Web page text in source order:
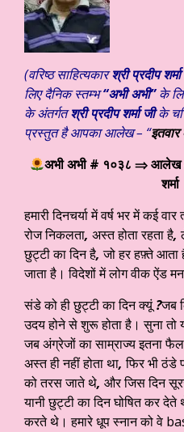
(वरिष्ठ साहित्यकारश्री प्रदीप
लिए दैनिक स्तम्भ“अभी अभी”के
के अंतर्गतश्री प्रदीप शर्मा जीके
प्रस्तुत है आपका आलेख – “
अभी अभी # १०३८ ⇒ आलेख –
शर्मा
हमारी दिनचर्या में वर्ष भर में कई
रोज निकलता, अस्त होता रहता है,
छुट्टी का दिन है,जो हर हफ़्ते आता
जाता है। विदेशों में लोग वीक ऐंड
संडे को ही छुट्टी का दिन क्यूं?जब
उदय होने से शुरू होता है। सुना तो
जब अंग्रेजों का साम्राज्य इतना
अस्त ही नहीं होता था,फिर भी ठंडे
को तरस जाते थे, और जिस दिन
यानी छुट्टी का दिन घोषित कर
करते थे। हमारे धूप स्नान को वे